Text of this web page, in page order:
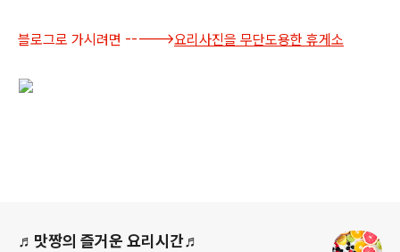
블로그로 가시려면 ----->요리사진을 무단도용한 휴게소
♬맛짱의 즐거운 요리시간♬